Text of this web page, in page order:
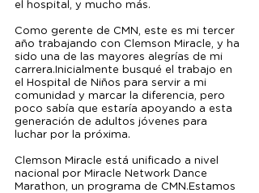
el hospital, y mucho más.
Como gerente de CMN, este es mi tercer
año trabajando con Clemson Miracle, y ha
sido una de las mayores alegrías de mi
carrera.Inicialmente busqué el trabajo en
el Hospital de Niños para servir a mi
comunidad y marcar la diferencia, pero
poco sabía que estaría apoyando a esta
generación de adultos jóvenes para
luchar por la próxima.
Clemson Miracle está unificado a nivel
nacional por Miracle Network Dance
Marathon, un programa de CMN.Estamos